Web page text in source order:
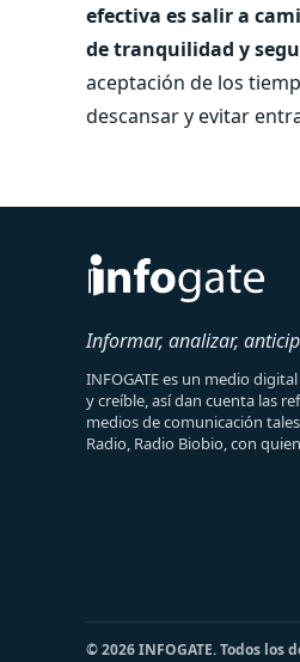
efectiva es salir a
de tranquilidad y
aceptación de los
descansar y evitar
Informar, analizar,
INFOGATE es un medio
y creíble, así dan cuenta las
medios de comunicación
Radio, Radio Biobio, con
© 2026 INFOGATE. Todos los